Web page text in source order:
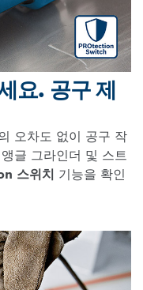
요. 공구 제
오차도 없이 공구 작
글 그라인더 및 스트
스위치 기능을 확인